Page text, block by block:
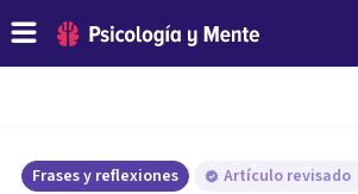
Frases y reflexiones Artículo revisado